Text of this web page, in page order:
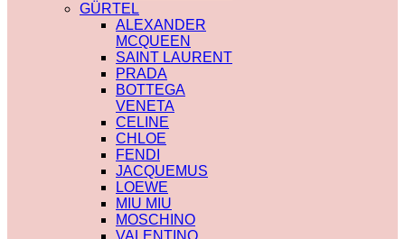
GÜRTEL
ALEXANDER
MCQUEEN
SAINT LAURENT
PRADA
BOTTEGA
VENETA
CELINE
CHLOE
FENDI
JACQUEMUS
LOEWE
MIU MIU
MOSCHINO
VALENTINO